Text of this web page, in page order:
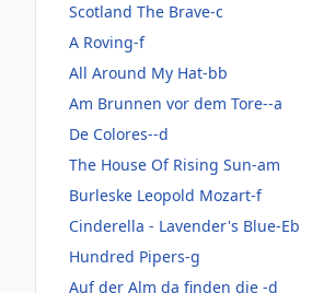
Scotland The Brave-c
A Roving-f
All Around My Hat-bb
Am Brunnen vor dem Tore--a
De Colores--d
The House Of Rising Sun-am
Burleske Leopold Mozart-f
Cinderella - Lavender's Blue-Eb
Hundred Pipers-g
Auf der Alm da finden die -d